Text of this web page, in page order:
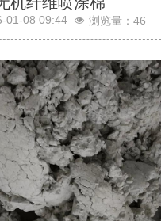
01-08 09:44 넶 浏览量： 46